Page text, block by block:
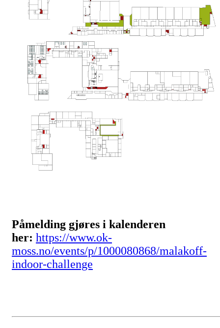
Påmelding gjøres i kalenderen
her: https://www.ok-
moss.no/events/p/1000080868/malakoff-
indoor-challenge